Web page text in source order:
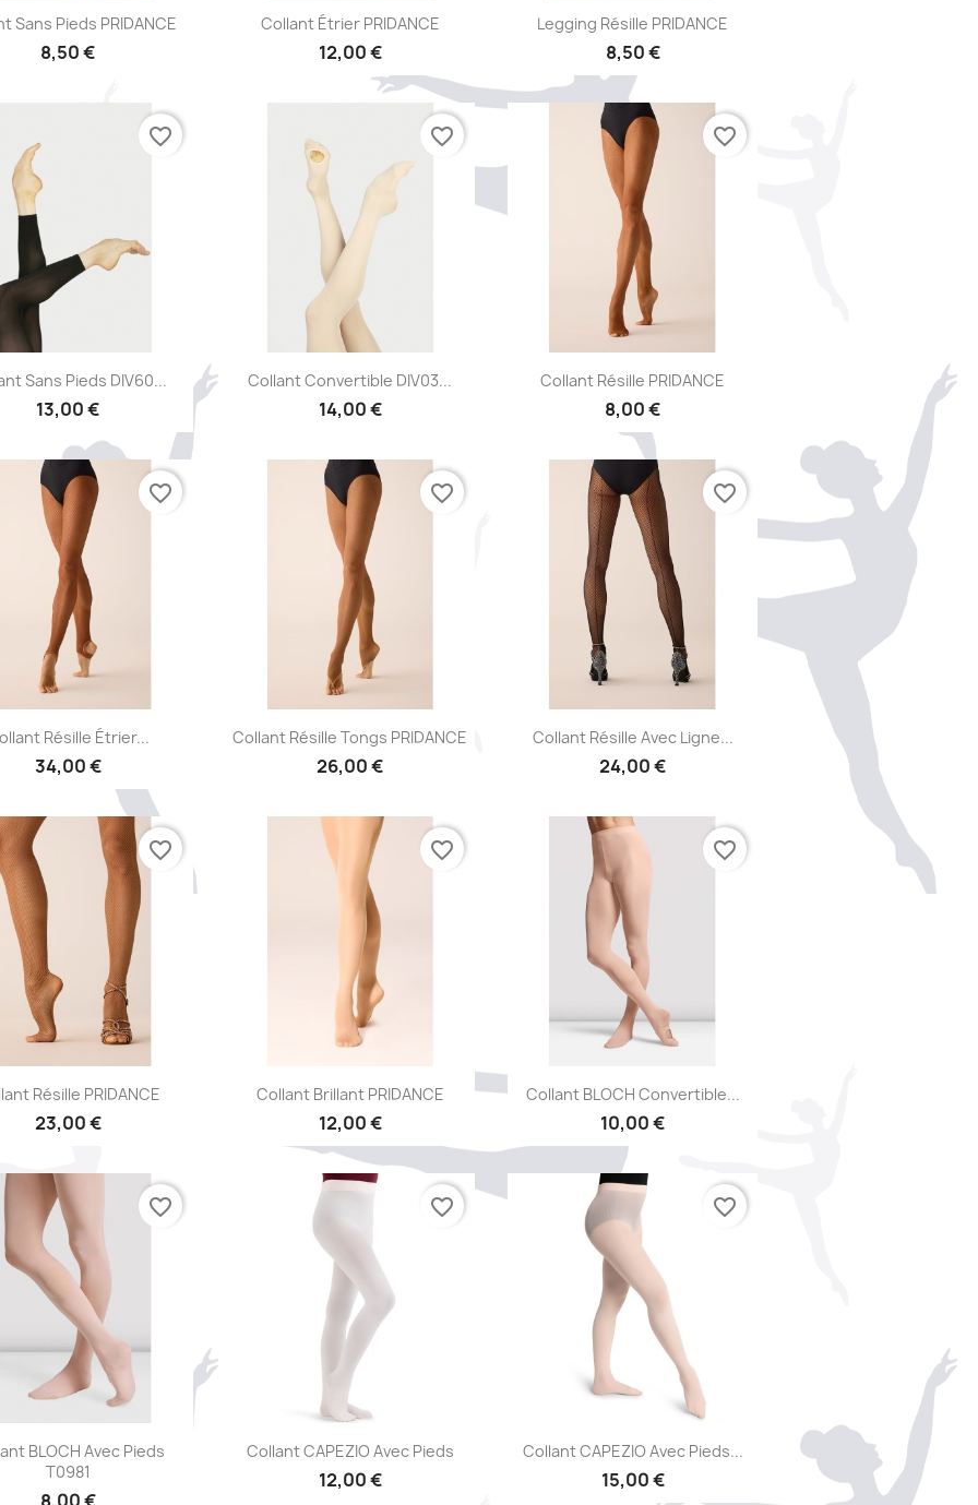
Aperçu rapide
Sans Pieds PRIDANCE
8,50 €
Aperçu rapide
Collant Étrier PRIDANCE
12,00 €
Aperçu rapide
Legging Résille PRIDANCE
8,50 €
Aperçu rapide
Sans Pieds DIV60...
13,00 €
favorite_border
Aperçu rapide
Collant Convertible DIV03...
14,00 €
favorite_border
Aperçu rapide
+1
Collant Résille PRIDANCE
8,00 €
favorite_border
Aperçu rapide
Résille Étrier...
34,00 €
favorite_border
Aperçu rapide
Collant Résille Tongs PRIDANCE
26,00 €
favorite_border
Aperçu rapide
Collant Résille Avec Ligne...
24,00 €
favorite_border
Aperçu rapide
Résille PRIDANCE
23,00 €
favorite_border
Aperçu rapide
Collant Brillant PRIDANCE
12,00 €
favorite_border
Aperçu rapide
Collant BLOCH Convertible...
10,00 €
favorite_border
Aperçu rapide
BLOCH Avec Pieds
T0981
favorite_border
Aperçu rapide
Collant CAPEZIO Avec Pieds
12,00 €
favorite_border
Aperçu rapide
Collant CAPEZIO Avec Pieds...
15,00 €
favorite_border